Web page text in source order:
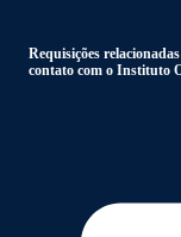
Requisições
contato com o Instituto